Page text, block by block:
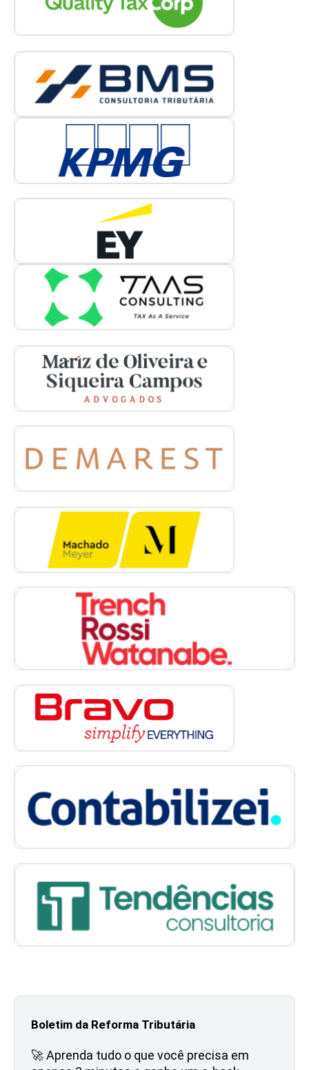
Boletim da Reforma Tributária
🚀 Aprenda tudo o que você precisa em